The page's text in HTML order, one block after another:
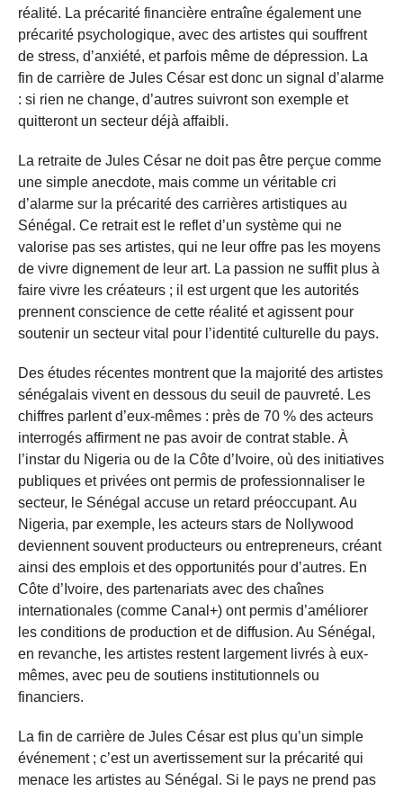
réalité. La précarité financière entraîne également une
précarité psychologique, avec des artistes qui souffrent
de stress, d’anxiété, et parfois même de dépression. La
fin de carrière de Jules César est donc un signal d’alarme
: si rien ne change, d’autres suivront son exemple et
quitteront un secteur déjà affaibli.
La retraite de Jules César ne doit pas être perçue comme
une simple anecdote, mais comme un véritable cri
d’alarme sur la précarité des carrières artistiques au
Sénégal. Ce retrait est le reflet d’un système qui ne
valorise pas ses artistes, qui ne leur offre pas les moyens
de vivre dignement de leur art. La passion ne suffit plus à
faire vivre les créateurs ; il est urgent que les autorités
prennent conscience de cette réalité et agissent pour
soutenir un secteur vital pour l’identité culturelle du pays.
Des études récentes montrent que la majorité des artistes
sénégalais vivent en dessous du seuil de pauvreté. Les
chiffres parlent d’eux-mêmes : près de 70 % des acteurs
interrogés affirment ne pas avoir de contrat stable. À
l’instar du Nigeria ou de la Côte d’Ivoire, où des initiatives
publiques et privées ont permis de professionnaliser le
secteur, le Sénégal accuse un retard préoccupant. Au
Nigeria, par exemple, les acteurs stars de Nollywood
deviennent souvent producteurs ou entrepreneurs, créant
ainsi des emplois et des opportunités pour d’autres. En
Côte d’Ivoire, des partenariats avec des chaînes
internationales (comme Canal+) ont permis d’améliorer
les conditions de production et de diffusion. Au Sénégal,
en revanche, les artistes restent largement livrés à eux-
mêmes, avec peu de soutiens institutionnels ou
financiers.
La fin de carrière de Jules César est plus qu’un simple
événement ; c’est un avertissement sur la précarité qui
menace les artistes au Sénégal. Si le pays ne prend pas